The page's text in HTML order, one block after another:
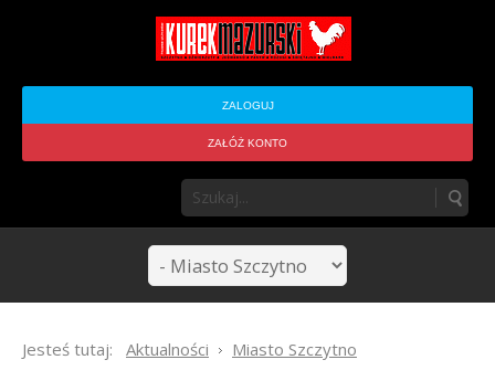
ZALOGUJ
ZAŁÓŻ KONTO
Jesteś tutaj: Aktualności Miasto Szczytno